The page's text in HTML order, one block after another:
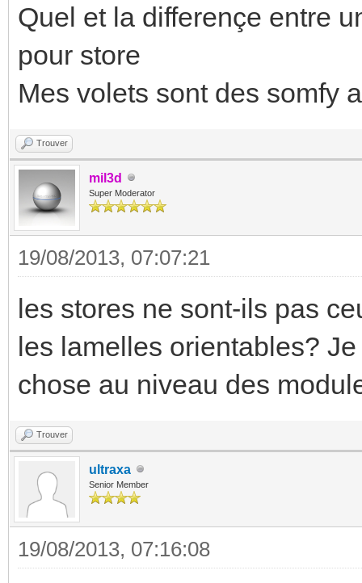
Quel et la differençe entre
pour store
Mes volets sont des somfy
Trouver
mil3d
Super Moderator
19/08/2013, 07:07:21
les stores ne sont-ils pas
les lamelles orientables?
chose au niveau des
Trouver
ultraxa
Senior Member
19/08/2013, 07:16:08